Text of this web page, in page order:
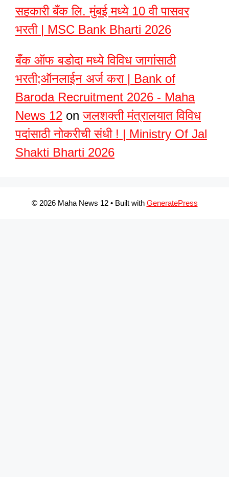
सहकारी बँक लि. मुंबई मध्ये 10 वी पासवर
भरती | MSC Bank Bharti 2026
बँक ऑफ बडोदा मध्ये विविध जागांसाठी
भरती;ऑनलाईन अर्ज करा | Bank of
Baroda Recruitment 2026 - Maha
News 12 onजलशक्ती मंत्रालयात विविध
पदांसाठी नोकरीची संधी ! | Ministry Of Jal
Shakti Bharti 2026
© 2026 Maha News 12• Built with GeneratePress